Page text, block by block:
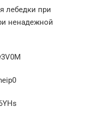
лебедки при
ненадежной